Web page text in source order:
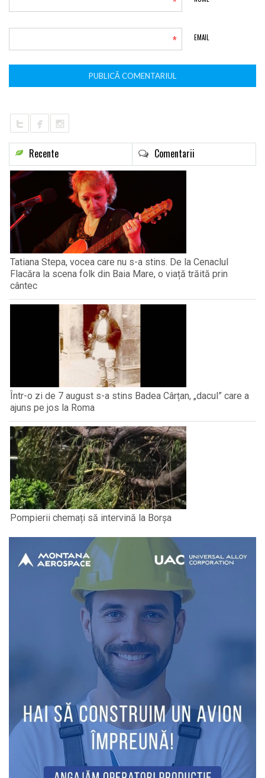
EMAIL
*
Recente Comentarii
Tatiana Stepa, vocea care nu s-a stins. De la Cenaclul
Flacăra la scena folk din Baia Mare, o viață trăită prin
cântec
Într-o zi de 7 august s-a stins Badea Cârțan, „dacul” care a
ajuns pe jos la Roma
Pompierii chemați să intervină la Borșa